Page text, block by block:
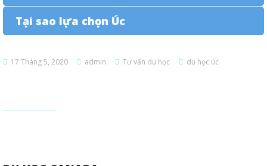
Tại sao lựa chọn Úc
17 Tháng 5, 2020 admin Tư vấn du học du học úc